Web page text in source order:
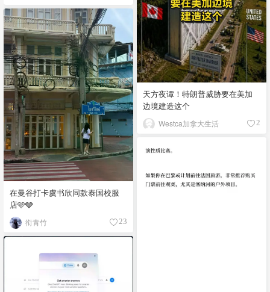
天方夜谭！特朗普威胁要在美加
边境建造这个
Westca加拿大生活 2
在曼谷打卡虞书欣同款泰国校服
店🩵🩶
衔青竹 23